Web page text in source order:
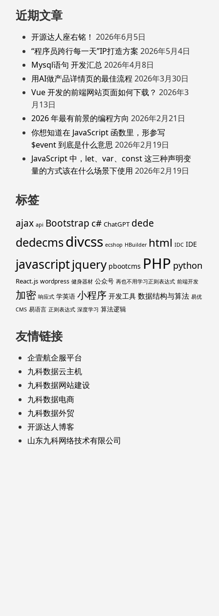
近期文章
开源达人座右铭！ 2026年6月5日
“程序员跨行每一天”IP打造方案 2026年5月4日
Mysql语句 开发汇总 2026年4月8日
用AI做产品详情页的最佳流程 2026年3月30日
Vue 开发的前端网站页面如何下载？ 2026年3
月13日
2026 年最有前景的编程方向 2026年2月21日
你想知道在 JavaScript 函数里，形参写
$event 到底是什么意思 2026年2月19日
JavaScript 中，let、var、const 这三种声明变
量的方式该在什么场景下使用 2026年2月19日
标签
ajax api Bootstrap c# ChatGPT dede
dedecmsdivcss ecshop HBuilder html IDC IDE
javascriptjquery pbootcms PHP python
React.js wordpress 健身器材 公众号 再也不用学习正则表达式 前端开发
加密 响应式 学英语 小程序 开发工具 数据结构与算法 易优
CMS 易语言 正则表达式 深度学习 算法逻辑
友情链接
企壹航企服平台
九科数据云主机
九科数据网站建设
九科数据电商
九科数据外贸
开源达人博客
山东九科网络技术有限公司